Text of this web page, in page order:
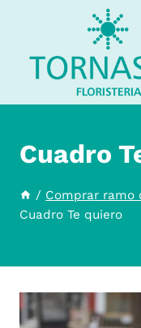
contenido
Cuadro
/ Comprar ramo
Cuadro Te quiero